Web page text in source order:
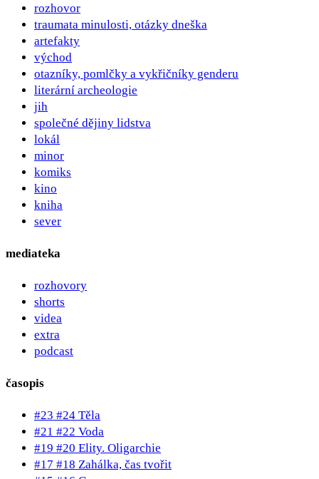
rozhovor
traumata minulosti, otázky dneška
artefakty
východ
otazníky, pomlčky a vykřičníky genderu
literární archeologie
jih
společné dějiny lidstva
lokál
minor
komiks
kino
kniha
sever
mediateka
rozhovory
shorts
videa
extra
podcast
časopis
#23 #24 Těla
#21 #22 Voda
#19 #20 Elity. Oligarchie
#17 #18 Zahálka, čas tvořit